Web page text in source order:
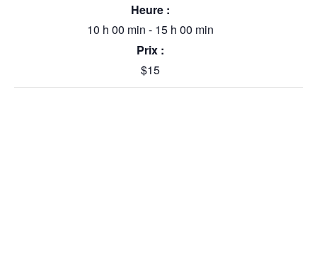
Heure :
10 h 00 min - 15 h 00 min
Prix :
$15